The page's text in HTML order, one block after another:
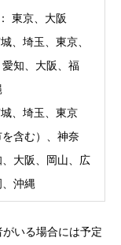
東京、大阪
、埼玉、東京、
知、大阪、福
、埼玉、東京
を含む）、神奈
、大阪、岡山、広
沖縄
いる場合には予定